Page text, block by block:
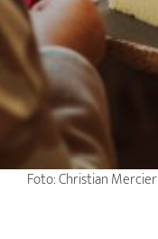
Foto: Christian Mercier